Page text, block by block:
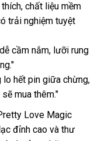
chất liệu mềm
trải nghiệm tuyệt
cầm nắm, lưỡi rung
lo hết pin giữa chừng,
mua thêm."
Love Magic
đỉnh cao và thư